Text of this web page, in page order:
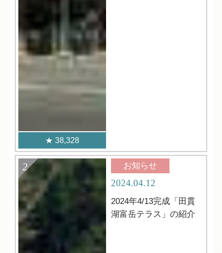
38,328
お知らせ
2024.04.12
2024年4/13完成「田貫
湖富岳テラス」の紹介